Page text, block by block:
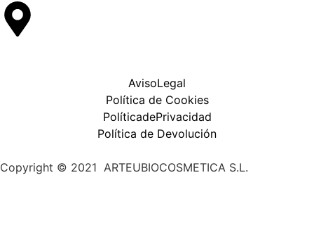
AvisoLegal
Política de Cookies
PolíticadePrivacidad
Política de Devolución
Copyright © 2021 ARTEUBIOCOSMETICA S.L.